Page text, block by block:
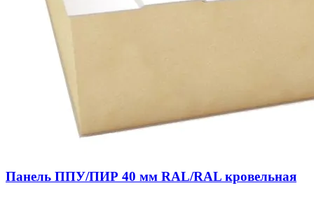
Панель ППУ/ПИР 40 мм RAL/RAL кровельная